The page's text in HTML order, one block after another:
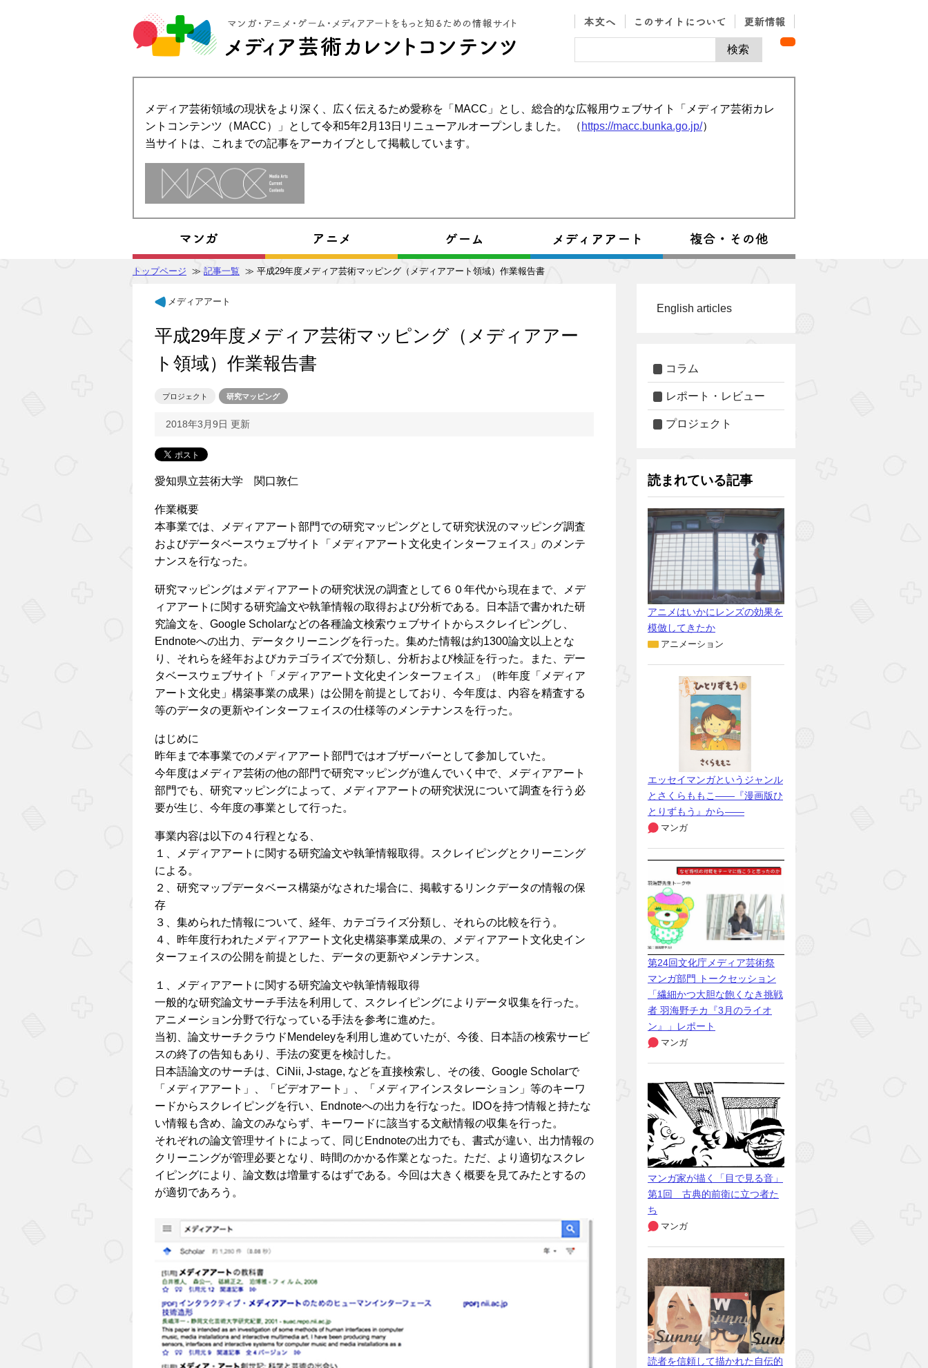
メディア芸術領域の現状をより深く、広く伝えるため愛称を「MACC」とし、総合的な広報用ウェブサイト「メディア芸術カレ
ントコンテンツ（MACC）」として令和5年2月13日リニューアルオープンしました。 （ https://macc.bunka.go.jp/）
当サイトは、これまでの記事をアーカイブとして掲載しています。
トップページ ≫ 記事一覧 ≫ 平成29年度メディア芸術マッピング（メディアアート領域）作業報告書
メディアアート
平成29年度メディア芸術マッピング（メディアアー
ト領域）作業報告書
プロジェクト 研究マッピング
2018年3月9日 更新
愛知県立芸術大学 関口敦仁
作業概要
本事業では、メディアアート部門での研究マッピングとして研究状況のマッピング調査
およびデータベースウェブサイト「メディアアート文化史インターフェイス」のメンテ
ナンスを行なった。
研究マッピングはメディアアートの研究状況の調査として６０年代から現在まで、メデ
ィアアートに関する研究論文や執筆情報の取得および分析である。日本語で書かれた研
究論文を、Google Scholarなどの各種論文検索ウェブサイトからスクレイピングし、
Endnoteへの出力、データクリーニングを行った。集めた情報は約1300論文以上とな
り、それらを経年およびカテゴライズで分類し、分析および検証を行った。また、デー
タベースウェブサイト「メディアアート文化史インターフェイス」（昨年度「メディア
アート文化史」構築事業の成果）は公開を前提としており、今年度は、内容を精査する
等のデータの更新やインターフェイスの仕様等のメンテナンスを行った。
はじめに
昨年まで本事業でのメディアアート部門ではオブザーバーとして参加していた。
今年度はメディア芸術の他の部門で研究マッピングが進んでいく中で、メディアアート
部門でも、研究マッピングによって、メディアアートの研究状況について調査を行う必
要が生じ、今年度の事業として行った。
事業内容は以下の４行程となる、
１、メディアアートに関する研究論文や執筆情報取得。スクレイピングとクリーニング
による。
２、研究マップデータベース構築がなされた場合に、掲載するリンクデータの情報の保
存
３、集められた情報について、経年、カテゴライズ分類し、それらの比較を行う。
４、昨年度行われたメディアアート文化史構築事業成果の、メディアアート文化史イン
ターフェイスの公開を前提とした、データの更新やメンテナンス。
１、メディアアートに関する研究論文や執筆情報取得
一般的な研究論文サーチ手法を利用して、スクレイピングによりデータ収集を行った。
アニメーション分野で行なっている手法を参考に進めた。
当初、論文サーチクラウドMendeleyを利用し進めていたが、今後、日本語の検索サービ
スの終了の告知もあり、手法の変更を検討した。
日本語論文のサーチは、CiNii, J-stage, などを直接検索し、その後、Google Scholarで
「メディアアート」、「ビデオアート」、「メディアインスタレーション」等のキーワ
ードからスクレイピングを行い、Endnoteへの出力を行なった。IDOを持つ情報と持たな
い情報も含め、論文のみならず、キーワードに該当する文献情報の収集を行った。
それぞれの論文管理サイトによって、同じEndnoteの出力でも、書式が違い、出力情報の
クリーニングが管理必要となり、時間のかかる作業となった。ただ、より適切なスクレ
イピングにより、論文数は増量するはずである。今回は大きく概要を見てみたとするの
が適切であろう。
English articles
コラム
レポート・レビュー
プロジェクト
読まれている記事
アニメはいかにレンズの効果を
模倣してきたか
アニメーション
エッセイマンガというジャンル
とさくらももこ――『漫画版ひ
とりずもう』から――
マンガ
第24回文化庁メディア芸術祭
マンガ部門 トークセッション
「繊細かつ大胆な飽くなき挑戦
者 羽海野チカ『3月のライオ
ン』」レポート
マンガ
マンガ家が描く「目で見る音」
第1回 古典的前衛に立つ者た
ち
マンガ
読者を信頼して描かれた自伝的